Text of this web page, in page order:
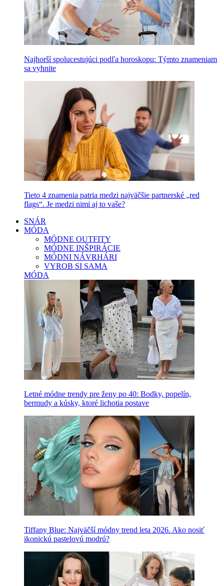
Najhorší spolucestujúci podľa horoskopu: Týmto znameniam
sa vyhnite
Tieto 4 znamenia patria medzi najväčšie partnerské „red
flags“. Je medzi nimi aj to vaše?
SNÁR
MÓDA
MÓDNE OUTFITY
MÓDNE INŠPIRÁCIE
MÓDNI NÁVRHÁRI
VYROB SI SAMA
MÓDA
Letné módne trendy pre ženy po 40: Bodky, popelín,
bermudy a kúsky, ktoré lichotia postave
Tiffany Blue: Najväčší módny trend leta 2026. Ako nosiť
ikonickú pastelovú modrú?